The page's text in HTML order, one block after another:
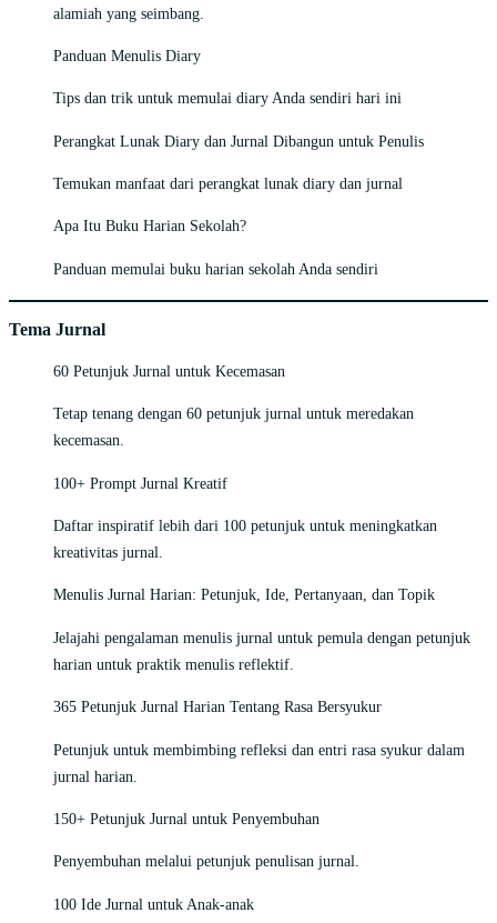
alamiah yang seimbang.
Panduan Menulis Diary
Tips dan trik untuk memulai diary Anda sendiri hari ini
Perangkat Lunak Diary dan Jurnal Dibangun untuk Penulis
Temukan manfaat dari perangkat lunak diary dan jurnal
Apa Itu Buku Harian Sekolah?
Panduan memulai buku harian sekolah Anda sendiri
Tema Jurnal
60 Petunjuk Jurnal untuk Kecemasan
Tetap tenang dengan 60 petunjuk jurnal untuk meredakan
kecemasan.
100+ Prompt Jurnal Kreatif
Daftar inspiratif lebih dari 100 petunjuk untuk meningkatkan
kreativitas jurnal.
Menulis Jurnal Harian: Petunjuk, Ide, Pertanyaan, dan Topik
Jelajahi pengalaman menulis jurnal untuk pemula dengan petunjuk
harian untuk praktik menulis reflektif.
365 Petunjuk Jurnal Harian Tentang Rasa Bersyukur
Petunjuk untuk membimbing refleksi dan entri rasa syukur dalam
jurnal harian.
150+ Petunjuk Jurnal untuk Penyembuhan
Penyembuhan melalui petunjuk penulisan jurnal.
100 Ide Jurnal untuk Anak-anak